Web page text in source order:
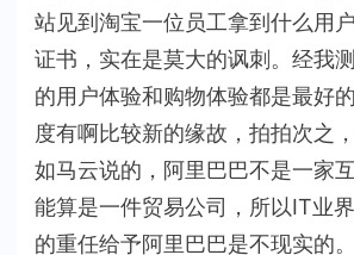
站见到淘宝一位员工拿到什么用
证书，实在是莫大的讽刺。经我
的用户体验和购物体验都是最好
度有啊比较新的缘故，拍拍次之
如马云说的，阿里巴巴不是一家
能算是一件贸易公司，所以IT业
的重任给予阿里巴巴是不现实的